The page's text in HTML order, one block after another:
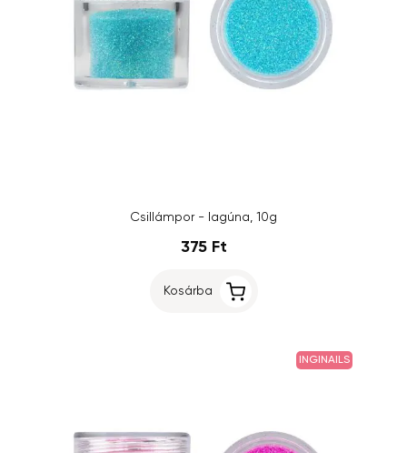
Csillámpor - lagúna, 10g
375 Ft
Kosárba
INGINAILS